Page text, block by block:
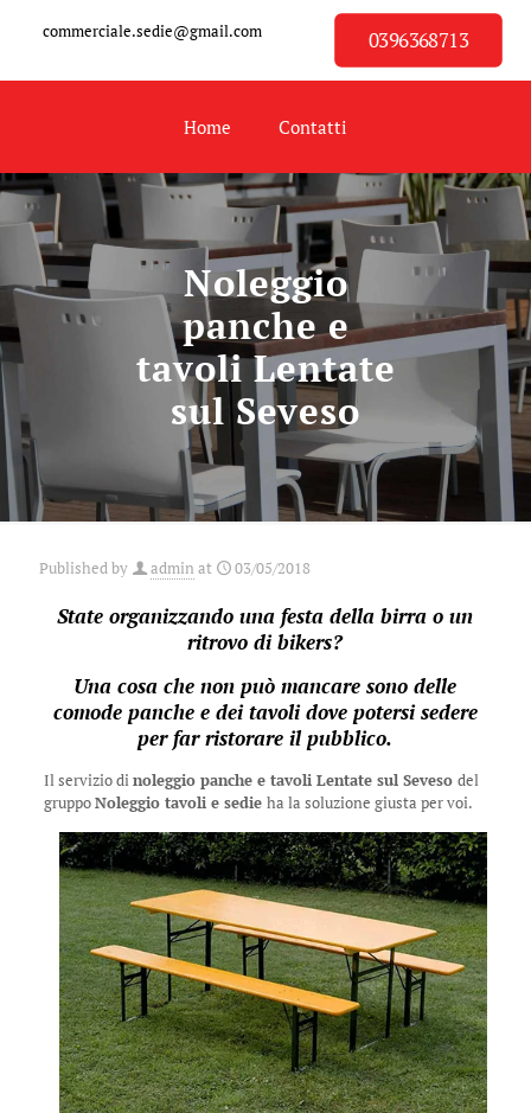
commerciale.sedie@gmail.com 0396368713
Home Contatti
Noleggio
panche e
tavoli Lentate
sul Seveso
Published by admin at 03/05/2018
State organizzando una festa della birra o un
ritrovo di bikers?
Una cosa che non può mancare sono delle
comode panche e dei tavoli dove potersi sedere
per far ristorare il pubblico.
Il servizio dinoleggio panche e tavoli Lentate sul Seveso del
gruppoNoleggio tavoli e sedie ha la soluzione giusta per voi.